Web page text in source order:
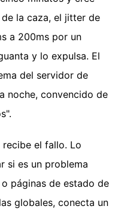
la caza, el jitter de
a 200ms por un
y lo expulsa. El
del servidor de
noche, convencido de
recibe el fallo. Lo
si es un problema
páginas de estado de
globales, conecta un